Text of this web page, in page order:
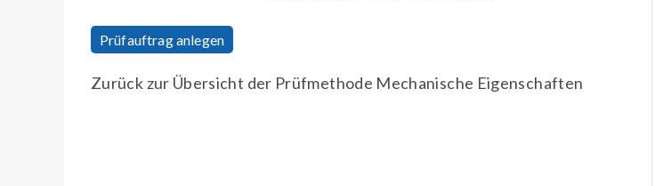
Prüfauftrag anlegen
Zurück zur Übersicht der Prüfmethode Mechanische Eigenschaften